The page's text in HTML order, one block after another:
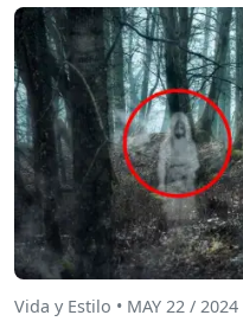
Vida y Estilo • MAY 22 / 2024